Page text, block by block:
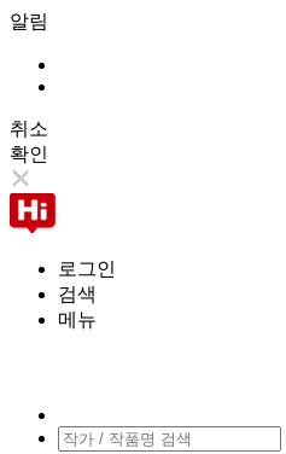
알림
취소
확인
로그인
검색
메뉴